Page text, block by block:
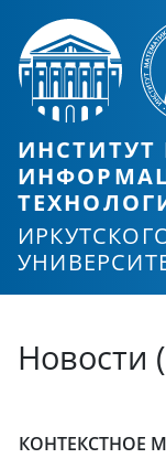
Новости
КОНТЕКСТНОЕ